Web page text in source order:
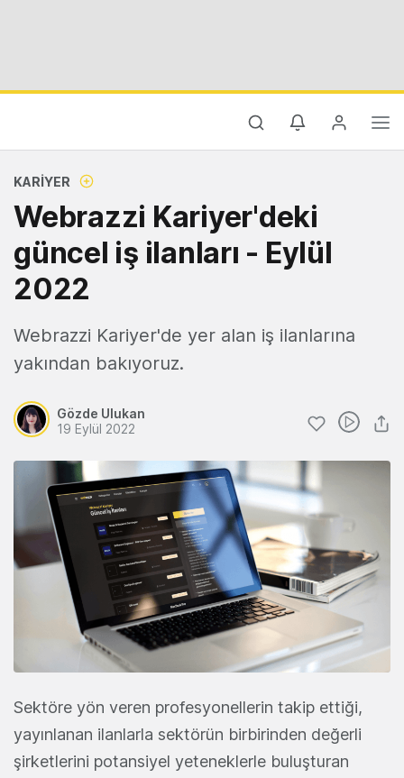
KARIYER
Webrazzi Kariyer'deki
güncel iş ilanları - Eylül
2022
Webrazzi Kariyer'de yer alan iş ilanlarına
yakından bakıyoruz.
Gözde Ulukan
19 Eylül 2022
Sektöre yön veren profesyonellerin takip ettiği,
yayınlanan ilanlarla sektörün birbirinden değerli
şirketlerini potansiyel yeteneklerle buluşturan